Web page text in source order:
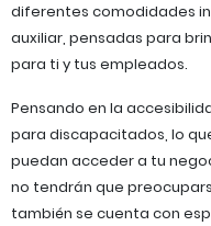
diferentes comodidades
auxiliar, pensadas para
para ti y tus empleados.
Pensando en la
para discapacitados, lo
puedan acceder a tu
no tendrán que
también se cuenta con